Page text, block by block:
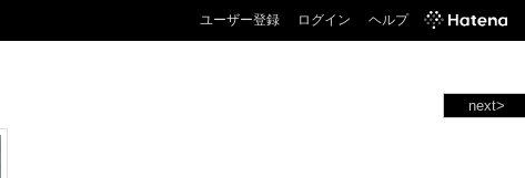
ユーザー登録 ログイン ヘルプ
next>